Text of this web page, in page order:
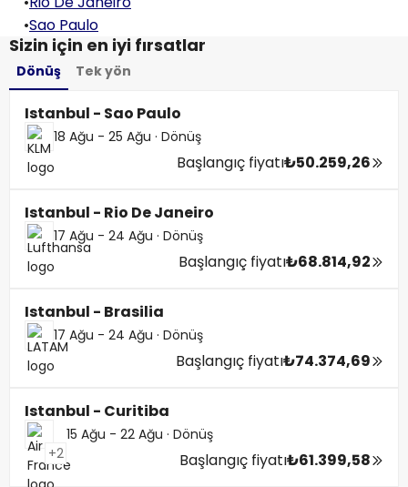
•Sao Paulo
Sizin için en iyi fırsatlar
Dönüş Tek yön
Istanbul - Sao Paulo
18 Ağu - 25 Ağu · Dönüş
Başlangıç fiyatı₺50.259,26
Istanbul - Rio De Janeiro
17 Ağu - 24 Ağu · Dönüş
Başlangıç fiyatı₺68.814,92
Istanbul - Brasilia
17 Ağu - 24 Ağu · Dönüş
Başlangıç fiyatı₺74.374,69
Istanbul - Curitiba
+2
15 Ağu - 22 Ağu · Dönüş
Başlangıç fiyatı₺61.399,58